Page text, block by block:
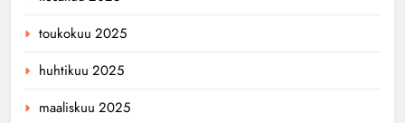
toukokuu 2025
huhtikuu 2025
maaliskuu 2025